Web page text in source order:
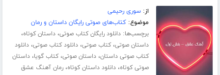
از:سوری رحیمی
موضوع:کتاب‌های صوتی رایگان داستان و رمان
برچسب‌ها:دانلود رایگان کتاب صوتی،داستان کوتاه،
داستان صوتی،کتاب صوتی،دانلود کتاب صوتی،دانلود
کتاب صوتی داستان،داستان صوتی،کتاب گویا،داستان
صوتی کوتاه،دانلود داستان کوتاه،رمان آهنگ عشق